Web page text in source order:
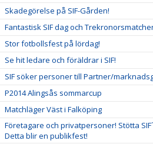
Skadegörelse på SIF-Gården!
Fantastisk SIF dag och
Stor fotbollsfest på lördag!
Se hit ledare och föräldrar i SIF!
SIF söker personer till Partner/
P2014 Alingsås sommarcup
Matchläger Väst i Falköping
Företagare och privatpersoner! Stötta
Detta blir en publikfest!